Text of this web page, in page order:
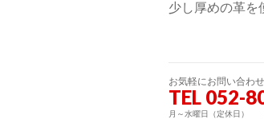
少し厚めの革を
お気軽にお問い合わ
TEL 052-
月～水曜日（定休日）